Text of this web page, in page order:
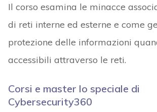
Il corso esamina le minacce
di reti interne ed esterne e come
protezione delle informazioni
accessibili attraverso le reti.
Corsi e master lo speciale di
Cybersecurity360